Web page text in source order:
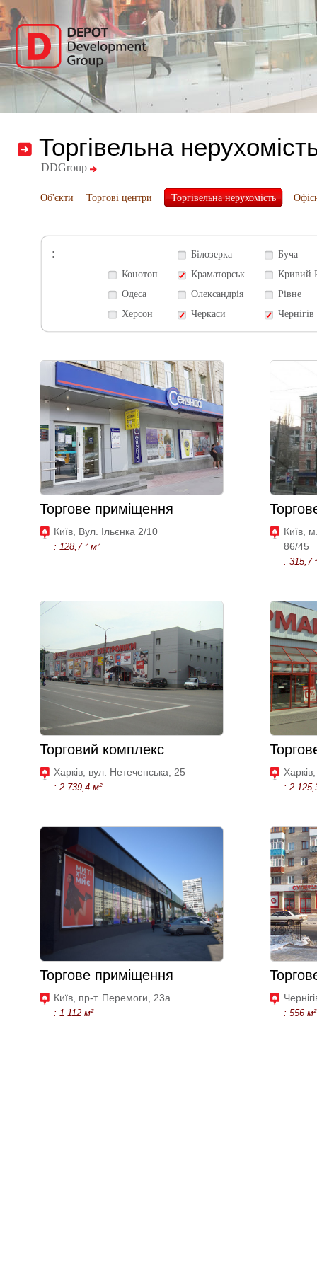
Торгівельна
DDGroup
Об'єкти Торгові центри Торгівельна нерухомість
: Білозерка
Буча
Конотоп
Краматорськ
Кривий
Одеса
Олександрія
Рівне
Херсон
Черкаси Чернігів
Торгове приміщення
Київ, Вул. Ільєнка 2/10
: 128,7 ² м²
Київ,
86/45
: 315,7
Торговий комплекс
Харків, вул. Нетеченська, 25
: 2 739,4 м² : 2
Торгове приміщення
Київ, пр-т. Перемоги, 23а
: 1 112 м² : 556 м²